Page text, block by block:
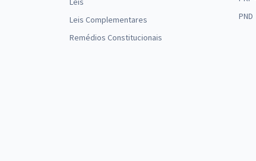
Leis Complementares
Remédios Constitucionais
PND